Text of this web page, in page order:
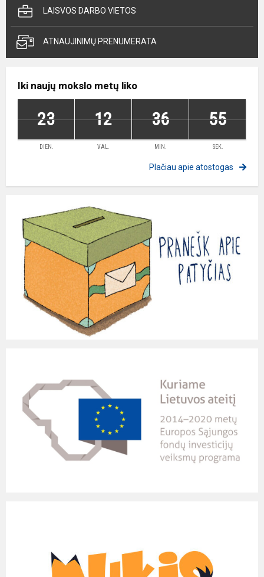
LAISVOS DARBO VIETOS
ATNAUJINIMŲ PRENUMERATA
Iki naujų mokslo metų liko
23 12 36 54
DIEN. VAL. MIN. SEK.
Plačiau apie atostogas